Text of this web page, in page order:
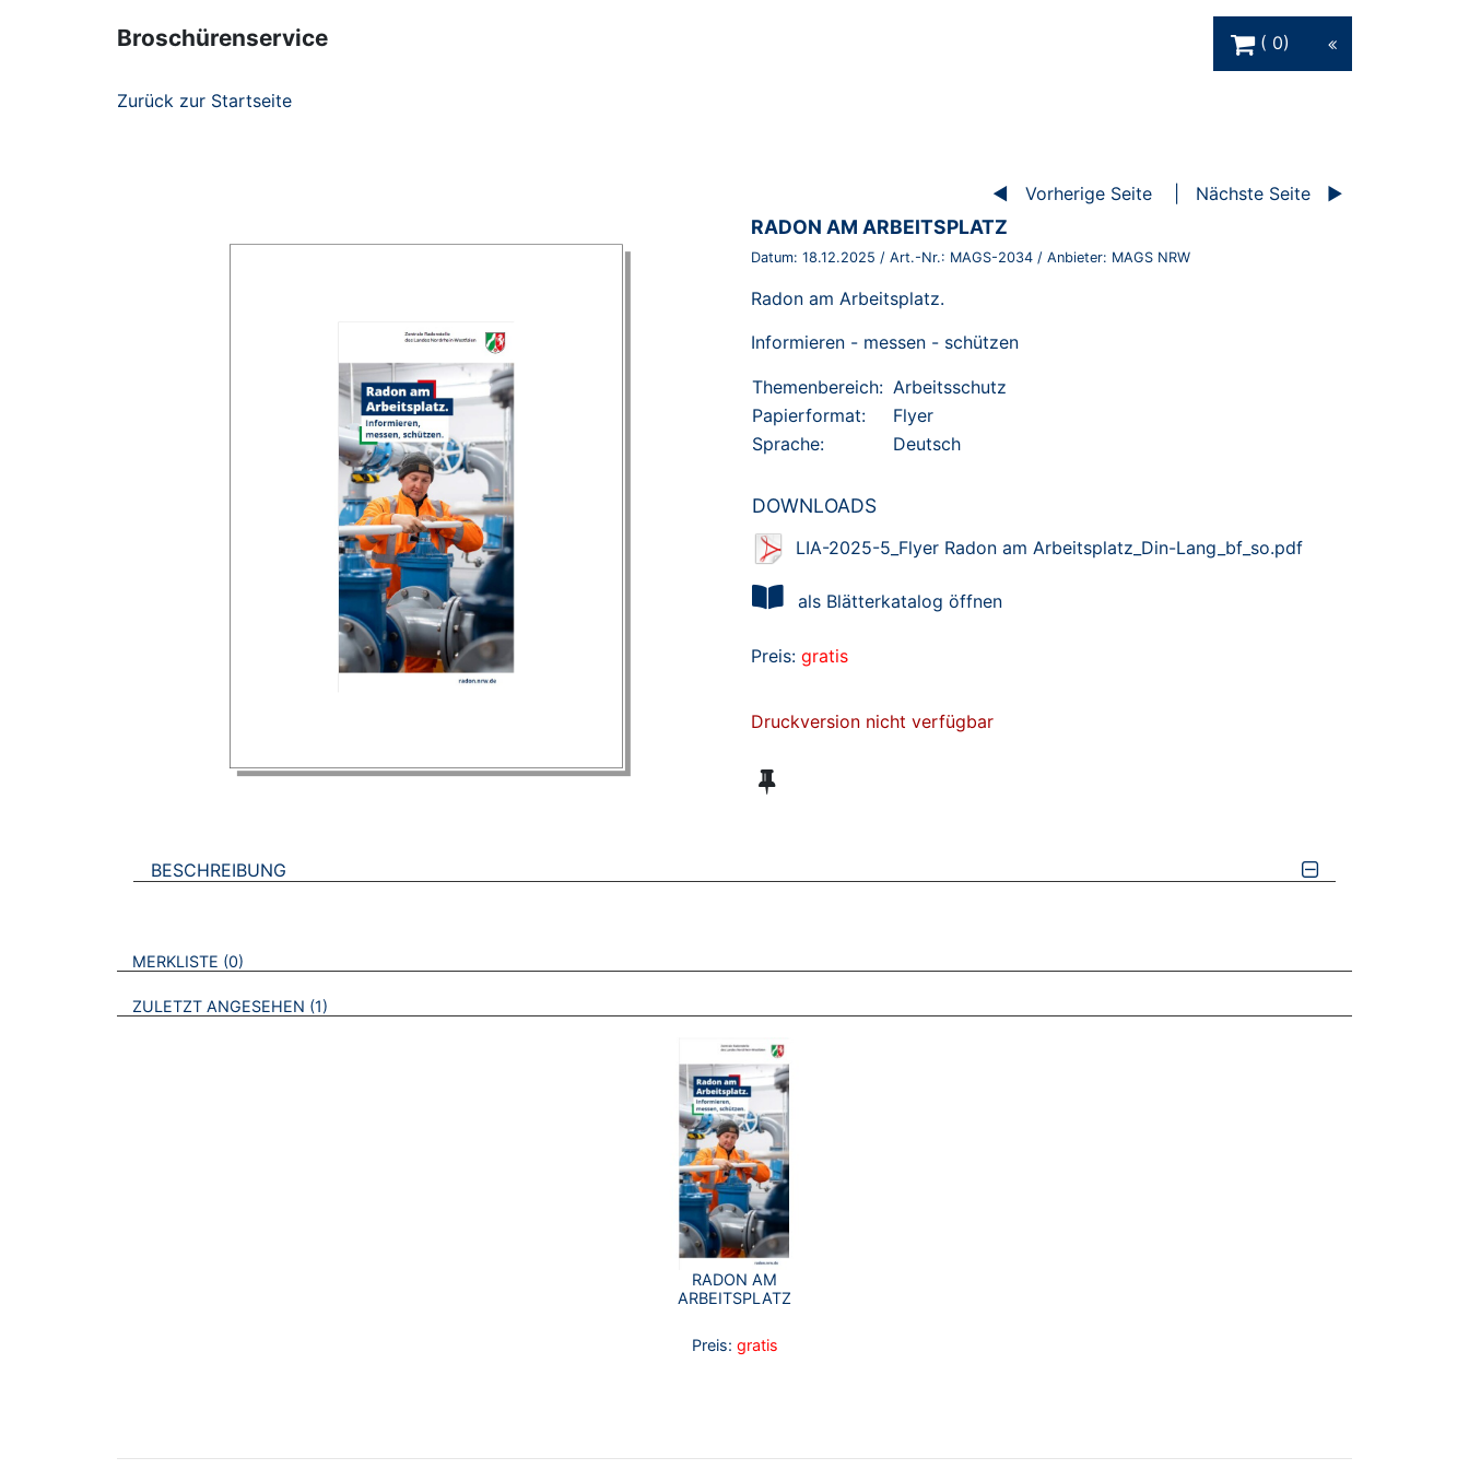
Broschürenservice
0
Zurück zur Startseite
Vorherige Seite Nächste Seite
BROSCHÜRE:
RADON AM ARBEITSPLATZ
Datum: 18.12.2025 / Art.-Nr.: MAGS-2034 / Anbieter: MAGS NRW
Radon am Arbeitsplatz.
Informieren - messen - schützen
Themenbereich: Arbeitsschutz
Papierformat:
Flyer
Sprache:
Deutsch
DOWNLOADS
LIA-2025-5_Flyer Radon am Arbeitsplatz_Din-Lang_bf_so.pdf
als Blätterkatalog öffnen
Preis: gratis
Druckversion nicht verfügbar
BESCHREIBUNG
VERWEISE AUF VERMERKTE- ODER ZULETZT ANGESEHENE BROSCHÜREN
MERKLISTE 0
ZULETZT ANGESEHEN 1
RADON AM
ARBEITSPLATZ
Preis: gratis